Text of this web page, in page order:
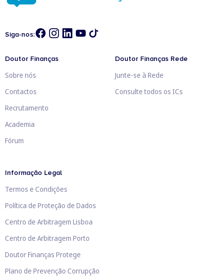
Siga-nos:
Doutor Finanças
Sobre nós
Contactos
Recrutamento
Academia
Fórum
Doutor Finanças Rede
Junte-se à Rede
Consulte todos os ICs
Informação Legal
Termos e Condições
Política de Proteção de Dados
Centro de Arbitragem Lisboa
Centro de Arbitragem Porto
Doutor Finanças Protege
Plano de Prevenção Corrupção